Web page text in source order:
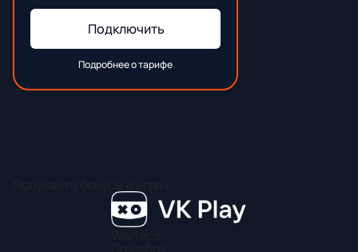
Подключить
Подробнее о тарифе